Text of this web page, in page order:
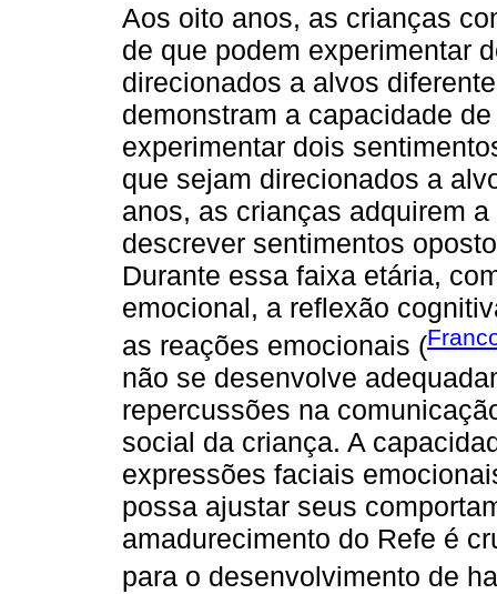
Aos oito anos, as crianças
de que podem experimentar
direcionados a alvos
demonstram a capacidade
experimentar dois
que sejam direcionados a
anos, as crianças adquirem
descrever sentimentos
Durante essa faixa etária,
emocional, a reflexão
as reações emocionais (
não se desenvolve
repercussões na
social da criança. A
expressões faciais
possa ajustar seus
amadurecimento do Refe é
para o desenvolvimento de